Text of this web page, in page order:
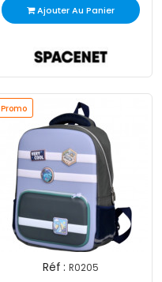
Ajouter Au Panier
Promo
Réf : R0205